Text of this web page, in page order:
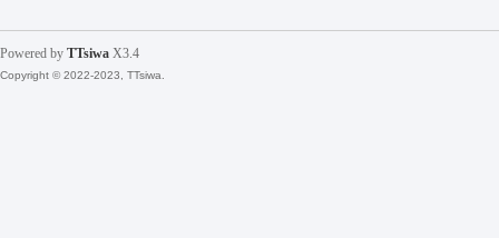
Powered by TTsiwa X3.4
Copyright © 2022-2023, TTsiwa.